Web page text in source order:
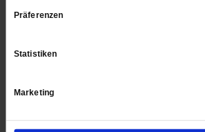
Präferenzen
Statistiken
Marketing
vonEva-Maria Lerch